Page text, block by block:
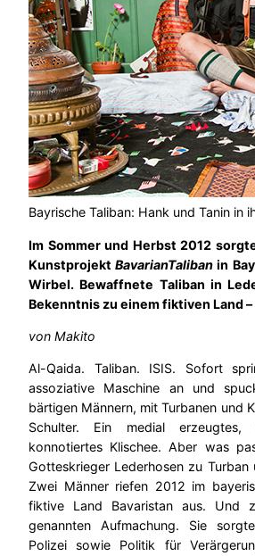
Bayrische Taliban: Hank und Tanin in
Im Sommer und Herbst 2012
KunstprojektBavarianTaliban in
Wirbel. Bewaffnete Taliban in
Bekenntnis zu einem fiktiven Land –
von Makito
Al-Qaida. Taliban. ISIS. Sofort
assoziative Maschine an und
bärtigen Männern, mit Turbanen und
Schulter. Ein medial
konnotiertes Klischee. Aber was
Gotteskrieger Lederhosen zu Turban
Zwei Männer riefen 2012 im
fiktive Land Bavaristan aus. Und
genannten Aufmachung. Sie
Polizei sowie Politik für